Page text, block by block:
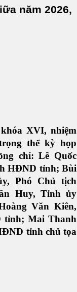
năm 2026,
XVI, nhiệm
thể kỳ họp
chí: Lê Quốc
HĐND tỉnh; Bùi
Phó Chủ tịch
Huy, Tỉnh ủy
Văn Kiên,
tỉnh; Mai Thanh
tỉnh chủ tọa